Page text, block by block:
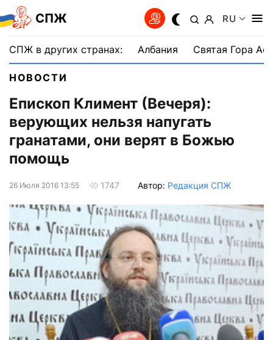
СПЖ RU
СПЖ в других странах: Албания Святая Гора
НОВОСТИ
Епископ Климент (Вечеря):
верующих нельзя напугать
гранатами, они верят в Божью
помощь
26 Июля 2016 13:55 1747 Автор: Редакция СПЖ